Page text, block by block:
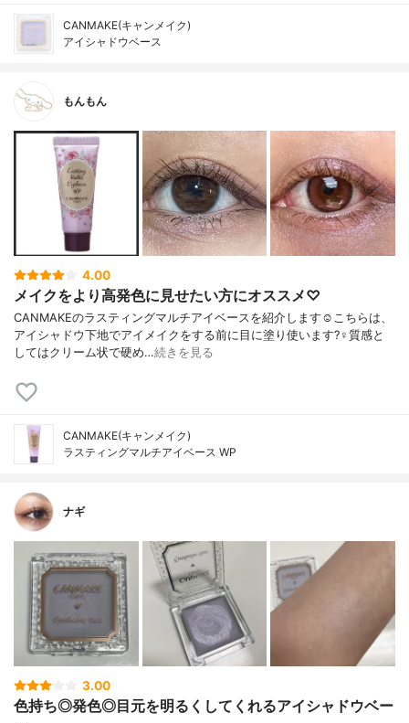
CANMAKE(キャンメイク)
アイシャドウベース
もんもん
4.00
メイクをより高発色に見せたい方にオススメ♡
CANMAKEのラスティングマルチアイベースを紹介します☺️こちらは、
アイシャドウ下地でアイメイクをする前に目に塗り使います?‍♀️質感と
してはクリーム状で硬め…続きを見る
CANMAKE(キャンメイク)
ラスティングマルチアイベース WP
ナギ
3.00
色持ち◎発色◎目元を明るくしてくれるアイシャドウベー